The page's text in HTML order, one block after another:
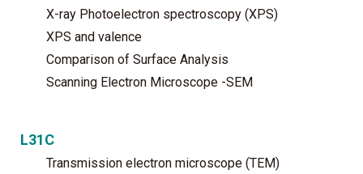
X-ray Photoelectron spectroscopy (XPS)
XPS and valence
Comparison of Surface Analysis
Scanning Electron Microscope -SEM
L31C
Transmission electron microscope (TEM)